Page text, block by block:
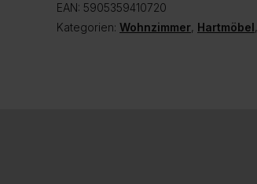
EAN: 5905359410720
Kategorien: Wohnzimmer, Hartmöbel,